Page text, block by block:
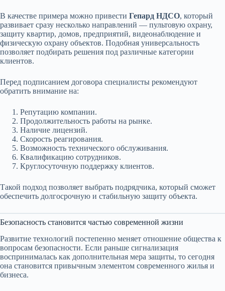
В качестве примера можно привести Гепард НДСО, который
развивает сразу несколько направлений — пультовую охрану,
защиту квартир, домов, предприятий, видеонаблюдение и
физическую охрану объектов. Подобная универсальность
позволяет подбирать решения под различные категории
клиентов.
Перед подписанием договора специалисты рекомендуют
обратить внимание на:
Репутацию компании.
Продолжительность работы на рынке.
Наличие лицензий.
Скорость реагирования.
Возможность технического обслуживания.
Квалификацию сотрудников.
Круглосуточную поддержку клиентов.
Такой подход позволяет выбрать подрядчика, который сможет
обеспечить долгосрочную и стабильную защиту объекта.
Безопасность становится частью современной жизни
Развитие технологий постепенно меняет отношение общества к
вопросам безопасности. Если раньше сигнализация
воспринималась как дополнительная мера защиты, то сегодня
она становится привычным элементом современного жилья и
бизнеса.